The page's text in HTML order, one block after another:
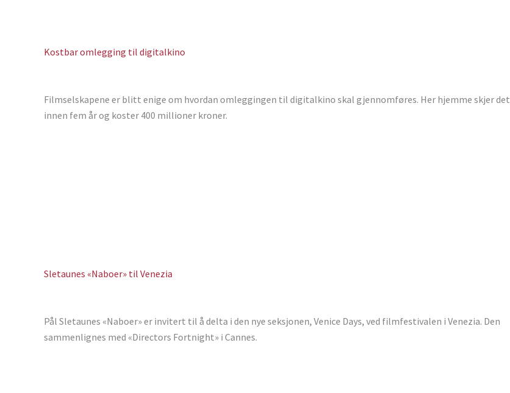
Kostbar omlegging til digitalkino
Filmselskapene er blitt enige om hvordan omleggingen til digitalkino skal gjennomføres. Her hjemme skjer det
innen fem år og koster 400 millioner kroner.
Sletaunes «Naboer» til Venezia
Pål Sletaunes «Naboer» er invitert til å delta i den nye seksjonen, Venice Days, ved filmfestivalen i Venezia. Den
sammenlignes med «Directors Fortnight» i Cannes.